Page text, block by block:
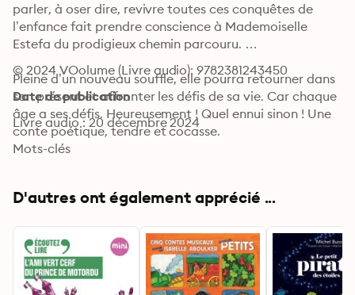
parler, à oser dire, revivre toutes ces conquêtes de
l’enfance fait prendre conscience à Mademoiselle
Estefa du prodigieux chemin parcouru.
Pleine d’un nouveau souffle, elle pourra retourner dans
son présent et affronter les défis de sa vie. Car chaque
âge a ses défis. Heureusement ! Quel ennui sinon ! Une
conte poétique, tendre et cocasse.
© 2024 VOolume (Livre audio): 9782381243450
Date de publication
Livre audio : 20 décembre 2024
Mots-clés
D'autres ont également apprécié ...